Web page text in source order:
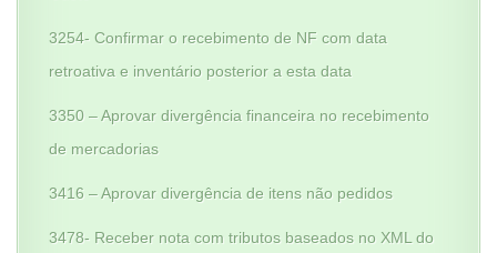
3254- Confirmar o recebimento de NF com data
retroativa e inventário posterior a esta data
3350 – Aprovar divergência financeira no recebimento
de mercadorias
3416 – Aprovar divergência de itens não pedidos
3478- Receber nota com tributos baseados no XML do